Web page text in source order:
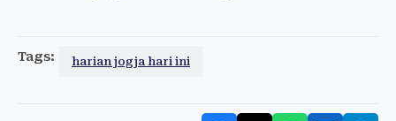
Tags: harian jogja hari ini